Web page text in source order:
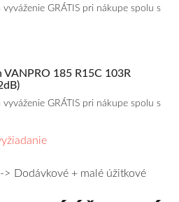
vyváženie GRÁTIS pri nákupe spolu s
VANPRO 185 R15C 103R
vyváženie GRÁTIS pri nákupe spolu s
Dodávkové + malé úžitkové